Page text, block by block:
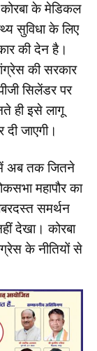
के मेडिकल
सुविधा के लिए
की देन है।
की सरकार
सिलेंडर पर
ही इसे लागू
जाएगी।
अब तक जितने
महापौर का
समर्थन
देखा। कोरबा
के नीतियों से